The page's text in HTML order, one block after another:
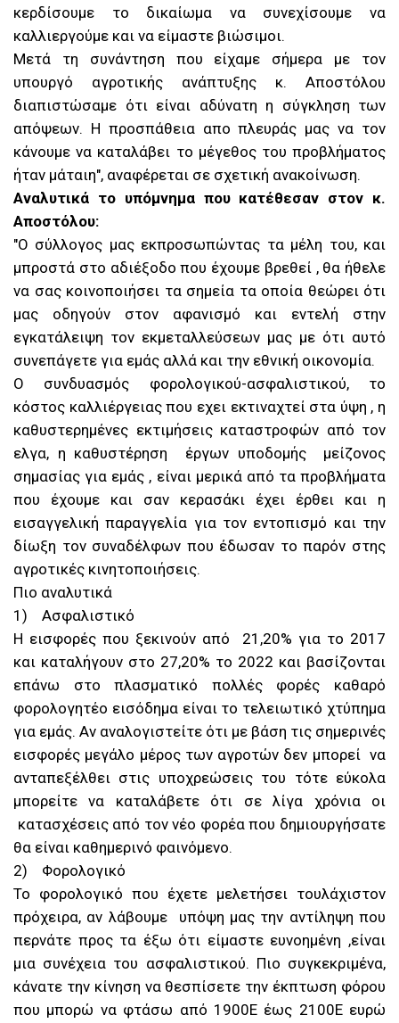
κερδίσουμε το δικαίωμα να συνεχίσουμε να
καλλιεργούμε και να είμαστε βιώσιμοι.
Μετά τη συνάντηση που είχαμε σήμερα με τον
υπουργό αγροτικής ανάπτυξης κ. Αποστόλου
διαπιστώσαμε ότι είναι αδύνατη η σύγκληση των
απόψεων. Η προσπάθεια απο πλευράς μας να τον
κάνουμε να καταλάβει το μέγεθος του προβλήματος
ήταν μάταιη", αναφέρεται σε σχετική ανακοίνωση.
Αναλυτικά το υπόμνημα που κατέθεσαν στον κ.
Αποστόλου:
"Ο σύλλογος μας εκπροσωπώντας τα μέλη του, και
μπροστά στο αδιέξοδο που έχουμε βρεθεί , θα ήθελε
να σας κοινοποιήσει τα σημεία τα οποία θεώρει ότι
μας οδηγούν στον αφανισμό και εντελή στην
εγκατάλειψη τον εκμεταλλεύσεων μας με ότι αυτό
συνεπάγετε για εμάς αλλά και την εθνική οικονομία.
Ο συνδυασμός φορολογικού-ασφαλιστικού, το
κόστος καλλιέργειας που εχει εκτιναχτεί στα ύψη , η
καθυστερημένες εκτιμήσεις καταστροφών από τον
ελγα, η καθυστέρηση έργων υποδομής μείζονος
σημασίας για εμάς , είναι μερικά από τα προβλήματα
που έχουμε και σαν κερασάκι έχει έρθει και η
εισαγγελική παραγγελία για τον εντοπισμό και την
δίωξη τον συναδέλφων που έδωσαν το παρόν στης
αγροτικές κινητοποιήσεις.
Πιο αναλυτικά
1) Ασφαλιστικό
Η εισφορές που ξεκινούν από 21,20% για το 2017
και καταλήγουν στο 27,20% το 2022 και βασίζονται
επάνω στο πλασματικό πολλές φορές καθαρό
φορολογητέο εισόδημα είναι το τελειωτικό χτύπημα
για εμάς. Αν αναλογιστείτε ότι με βάση τις σημερινές
εισφορές μεγάλο μέρος των αγροτών δεν μπορεί να
ανταπεξέλθει στις υποχρεώσεις του τότε εύκολα
μπορείτε να καταλάβετε ότι σε λίγα χρόνια οι
κατασχέσεις από τον νέο φορέα που δημιουργήσατε
θα είναι καθημερινό φαινόμενο.
2) Φορολογικό
Το φορολογικό που έχετε μελετήσει τουλάχιστον
πρόχειρα, αν λάβουμε υπόψη μας την αντίληψη που
περνάτε προς τα έξω ότι είμαστε ευνοημένη ,είναι
μια συνέχεια του ασφαλιστικού. Πιο συγκεκριμένα,
κάνατε την κίνηση να θεσπίσετε την έκπτωση φόρου
που μπορώ να φτάσω από 1900Ε έως 2100Ε ευρώ